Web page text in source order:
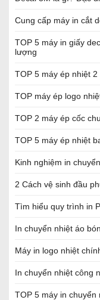
Cung cấp máy in cắt
TOP 5 máy in giấy
lượng
TOP 5 máy ép nhiệt
TOP máy ép logo
TOP 2 máy ép cốc
TOP 5 máy ép nhiệt
Kinh nghiệm in
2 Cách vệ sinh đầu
Tìm hiểu quy trình in
In chuyển nhiệt áo
Máy in logo nhiệt
In chuyển nhiệt công
TOP 5 máy in